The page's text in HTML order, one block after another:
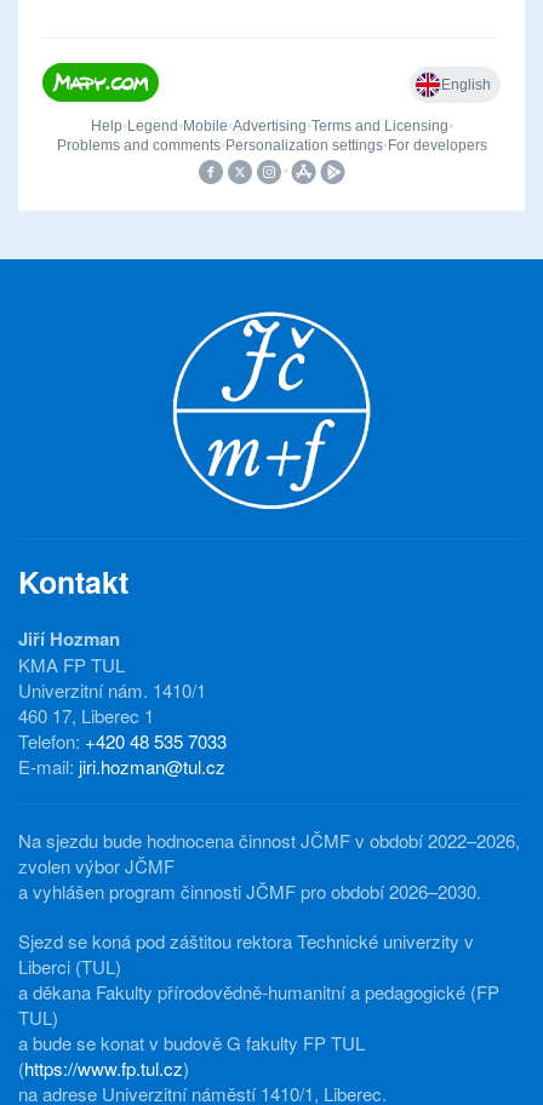
Kontakt
Jiří Hozman
KMA FP TUL
Univerzitní nám. 1410/1
460 17, Liberec 1
Telefon: +420 48 535 7033
E-mail: jiri.hozman@tul.cz
Na sjezdu bude hodnocena činnost JČMF v období 2022–2026,
zvolen výbor JČMF
a vyhlášen program činnosti JČMF pro období 2026–2030.
Sjezd se koná pod záštitou rektora Technické univerzity v
Liberci (TUL)
a děkana Fakulty přírodovědně-humanitní a pedagogické (FP
TUL)
a bude se konat v budově G fakulty FP TUL
(https://www.fp.tul.cz)
na adrese Univerzitní náměstí 1410/1, Liberec.